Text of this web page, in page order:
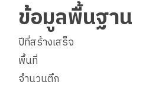
ข้อมูลพื้นฐาน
ปีที่สร้างเสร็จ
พื้นที่
จำนวนตึก